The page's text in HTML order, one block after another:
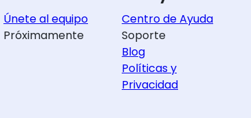
Centro de Ayuda
Soporte
Blog
Políticas y
Privacidad
Únete al equipo
Próximamente